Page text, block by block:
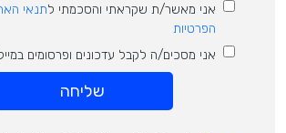
אני מאשר/ת שקראתי והסכמתי לתנאי
הפרטיות
אני מסכים/ה לקבל עדכונים ופרסומים
שליחה